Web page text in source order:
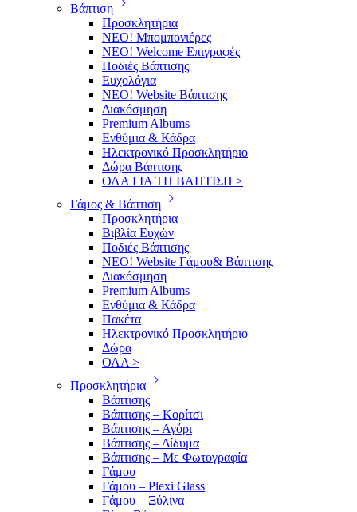
Βάπτιση
Προσκλητήρια
ΝΕΟ! Μπομπονιέρες
NEO! Welcome Επιγραφές
Ποδιές Βάπτισης
Ευχολόγια
ΝΕΟ! Website Βάπτισης
Διακόσμηση
Premium Albums
Ενθύμια & Κάδρα
Ηλεκτρονικό Προσκλητήριο
Δώρα Βάπτισης
ΟΛΑ ΓΙΑ ΤΗ ΒΑΠΤΙΣΗ >
Γάμος & Βάπτιση
Προσκλητήρια
Βιβλία Ευχών
Ποδιές Βάπτισης
ΝΕΟ! Website Γάμου& Βάπτισης
Διακόσμηση
Premium Albums
Ενθύμια & Κάδρα
Πακέτα
Ηλεκτρονικό Προσκλητήριο
Δώρα
ΟΛΑ >
Προσκλητήρια
Βάπτισης
Βάπτισης – Κορίτσι
Βάπτισης – Αγόρι
Βάπτισης – Δίδυμα
Βάπτισης – Με Φωτογραφία
Γάμου
Γάμου – Plexi Glass
Γάμου – Ξύλινα